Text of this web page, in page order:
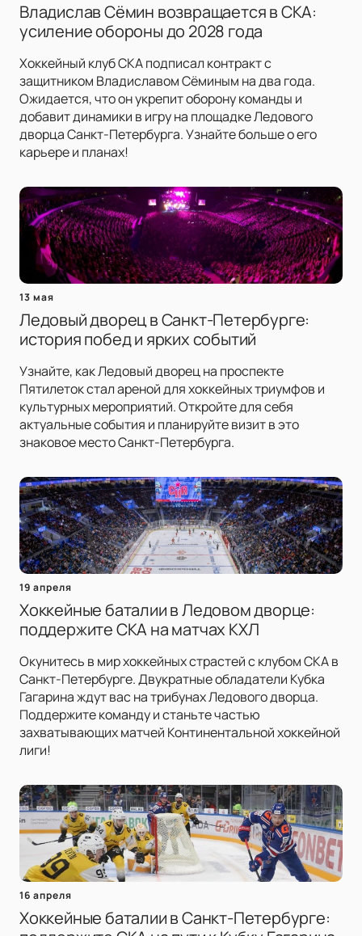
Владислав Сёмин возвращается в СКА:
усиление обороны до 2028 года
Хоккейный клуб СКА подписал контракт с
защитником Владиславом Сёминым на два года.
Ожидается, что он укрепит оборону команды и
добавит динамики в игру на площадке Ледового
дворца Санкт-Петербурга. Узнайте больше о его
карьере и планах!
13 мая
Ледовый дворец в Санкт-Петербурге:
история побед и ярких событий
Узнайте, как Ледовый дворец на проспекте
Пятилеток стал ареной для хоккейных триумфов и
культурных мероприятий. Откройте для себя
актуальные события и планируйте визит в это
знаковое место Санкт-Петербурга.
19 апреля
Хоккейные баталии в Ледовом дворце:
поддержите СКА на матчах КХЛ
Окунитесь в мир хоккейных страстей с клубом СКА в
Санкт-Петербурге. Двукратные обладатели Кубка
Гагарина ждут вас на трибунах Ледового дворца.
Поддержите команду и станьте частью
захватывающих матчей Континентальной хоккейной
лиги!
16 апреля
Хоккейные баталии в Санкт-Петербурге: